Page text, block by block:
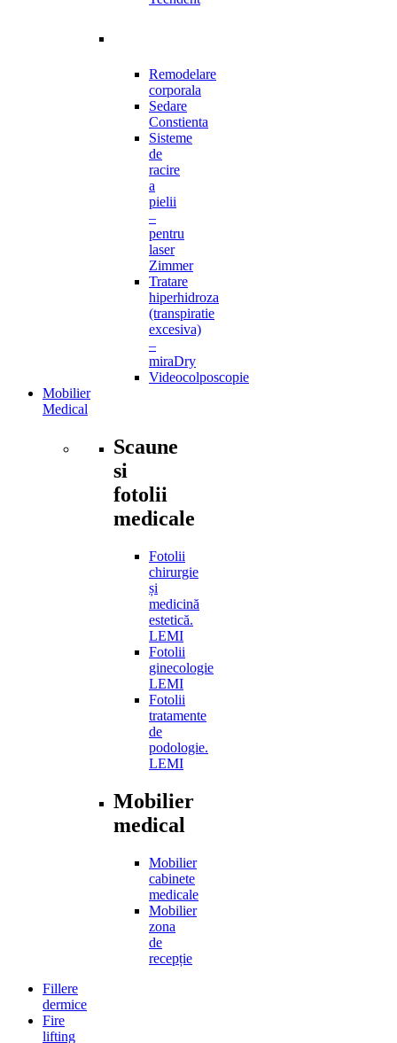
Remodelare
corporala
Sedare
Constienta
Sisteme
de
racire
a
pielii
–
pentru
laser
Zimmer
Tratare
hiperhidroza
(transpiratie
excesiva)
–
miraDry
Videocolposcopie
Mobilier
Medical
Scaune
si
fotolii
medicale
Fotolii
chirurgie
și
medicină
estetică.
LEMI
Fotolii
ginecologie
LEMI
Fotolii
tratamente
de
podologie.
LEMI
Mobilier
medical
Mobilier
cabinete
medicale
Mobilier
zona
de
recepție
Fillere
dermice
Fire
lifting